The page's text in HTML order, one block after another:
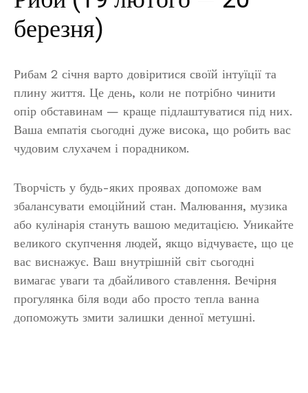
березня)
Рибам 2 січня варто довіритися своїй інтуїції та
плину життя. Це день, коли не потрібно чинити
опір обставинам — краще підлаштуватися під них.
Ваша емпатія сьогодні дуже висока, що робить вас
чудовим слухачем і порадником.
Творчість у будь-яких проявах допоможе вам
збалансувати емоційний стан. Малювання, музика
або кулінарія стануть вашою медитацією. Уникайте
великого скупчення людей, якщо відчуваєте, що це
вас виснажує. Ваш внутрішній світ сьогодні
вимагає уваги та дбайливого ставлення. Вечірня
прогулянка біля води або просто тепла ванна
допоможуть змити залишки денної метушні.